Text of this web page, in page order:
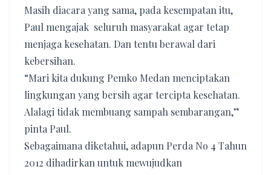
Masih diacara yang sama, pada kesempatan itu,
Paul mengajak seluruh masyarakat agar tetap
menjaga kesehatan. Dan tentu berawal dari
kebersihan.
“Mari kita dukung Pemko Medan menciptakan
lingkungan yang bersih agar tercipta kesehatan.
Alalagi tidak membuang sampah sembarangan,”
pinta Paul.
Sebagaimana diketahui, adapun Perda No 4 Tahun
2012 dihadirkan untuk mewujudkan